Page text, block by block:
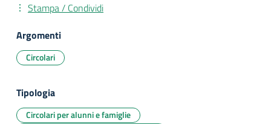
Stampa / Condividi
Argomenti
Circolari
Tipologia
Circolari per alunni e famiglie